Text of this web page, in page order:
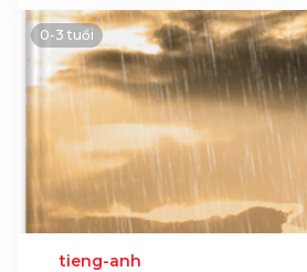
0-3 tuổi
tieng-anh